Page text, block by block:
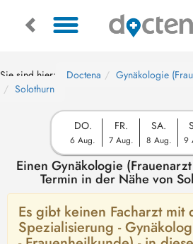
Sie sind hier: Doctena
Gynäkologie
Solothurn
DO.
6 Aug.
FR.
7 Aug.
SA.
8 Aug. 9
Einen Gynäkologie
Termin in der Nähe von
Es gibt keinen Facharzt mit
Spezialisierung -